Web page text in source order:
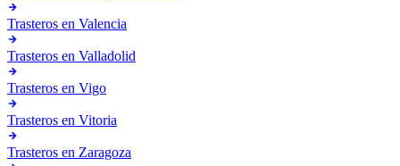
Trasteros en Valencia
Trasteros en Valladolid
Trasteros en Vigo
Trasteros en Vitoria
Trasteros en Zaragoza